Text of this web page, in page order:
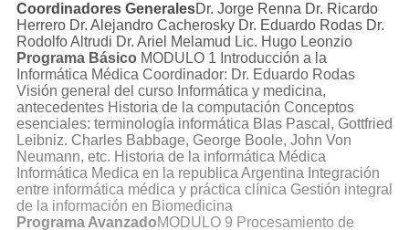
Coordinadores GeneralesDr. Jorge Renna Dr. Ricardo
Herrero Dr. Alejandro Cacherosky Dr. Eduardo Rodas Dr.
Rodolfo Altrudi Dr. Ariel Melamud Lic. Hugo Leonzio
Programa Básico MODULO 1 Introducción a la
Informática Médica Coordinador: Dr. Eduardo Rodas
Visión general del curso Informática y medicina,
antecedentes Historia de la computación Conceptos
esenciales: terminología informática Blas Pascal, Gottfried
Leibniz. Charles Babbage, George Boole, John Von
Neumann, etc. Historia de la informática Médica
Informática Medica en la republica Argentina Integración
entre informática médica y práctica clínica Gestión integral
de la información en Biomedicina
Programa AvanzadoMODULO 9 Procesamiento de